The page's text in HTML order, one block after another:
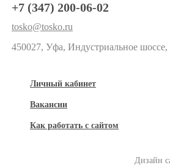
+7 (347) 200-06-02
tosko@tosko.ru
450027, Уфа, Индустриальное шоссе,
Личный кабинет
Вакансии
Как работать с сайтом
Дизайн